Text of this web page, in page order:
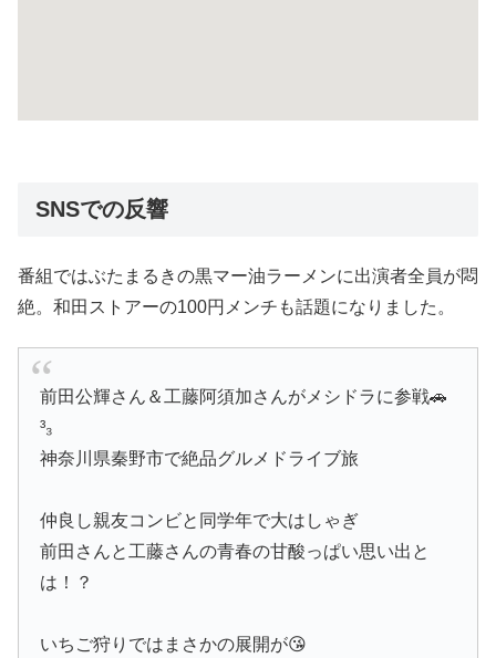
SNSでの反響
番組ではぶたまるきの黒マー油ラーメンに出演者全員が悶
絶。和田ストアーの100円メンチも話題になりました。
前田公輝さん＆工藤阿須加さんがメシドラに参戦🚗
³₃
神奈川県秦野市で絶品グルメドライブ旅
仲良し親友コンビと同学年で大はしゃぎ
前田さんと工藤さんの青春の甘酸っぱい思い出と
は！？
いちご狩りではまさかの展開が😘